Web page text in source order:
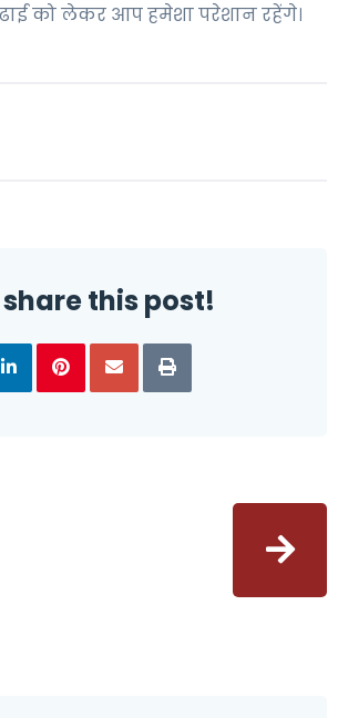
को लेकर आप हमेशा परेशान रहेंगे।
this post!